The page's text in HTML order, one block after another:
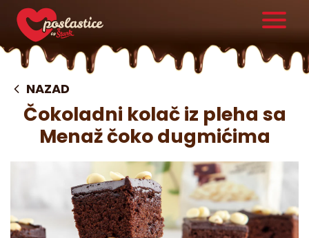
NAZAD
Čokoladni kolač iz pleha sa
Menaž čoko dugmićima